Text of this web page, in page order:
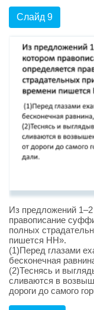
Слайд 9
Из предложений
правописание
полных
пишется НН».
(1)Перед глазами
бесконечная
(2)Теснясь и
сливаются в
дороги до самого